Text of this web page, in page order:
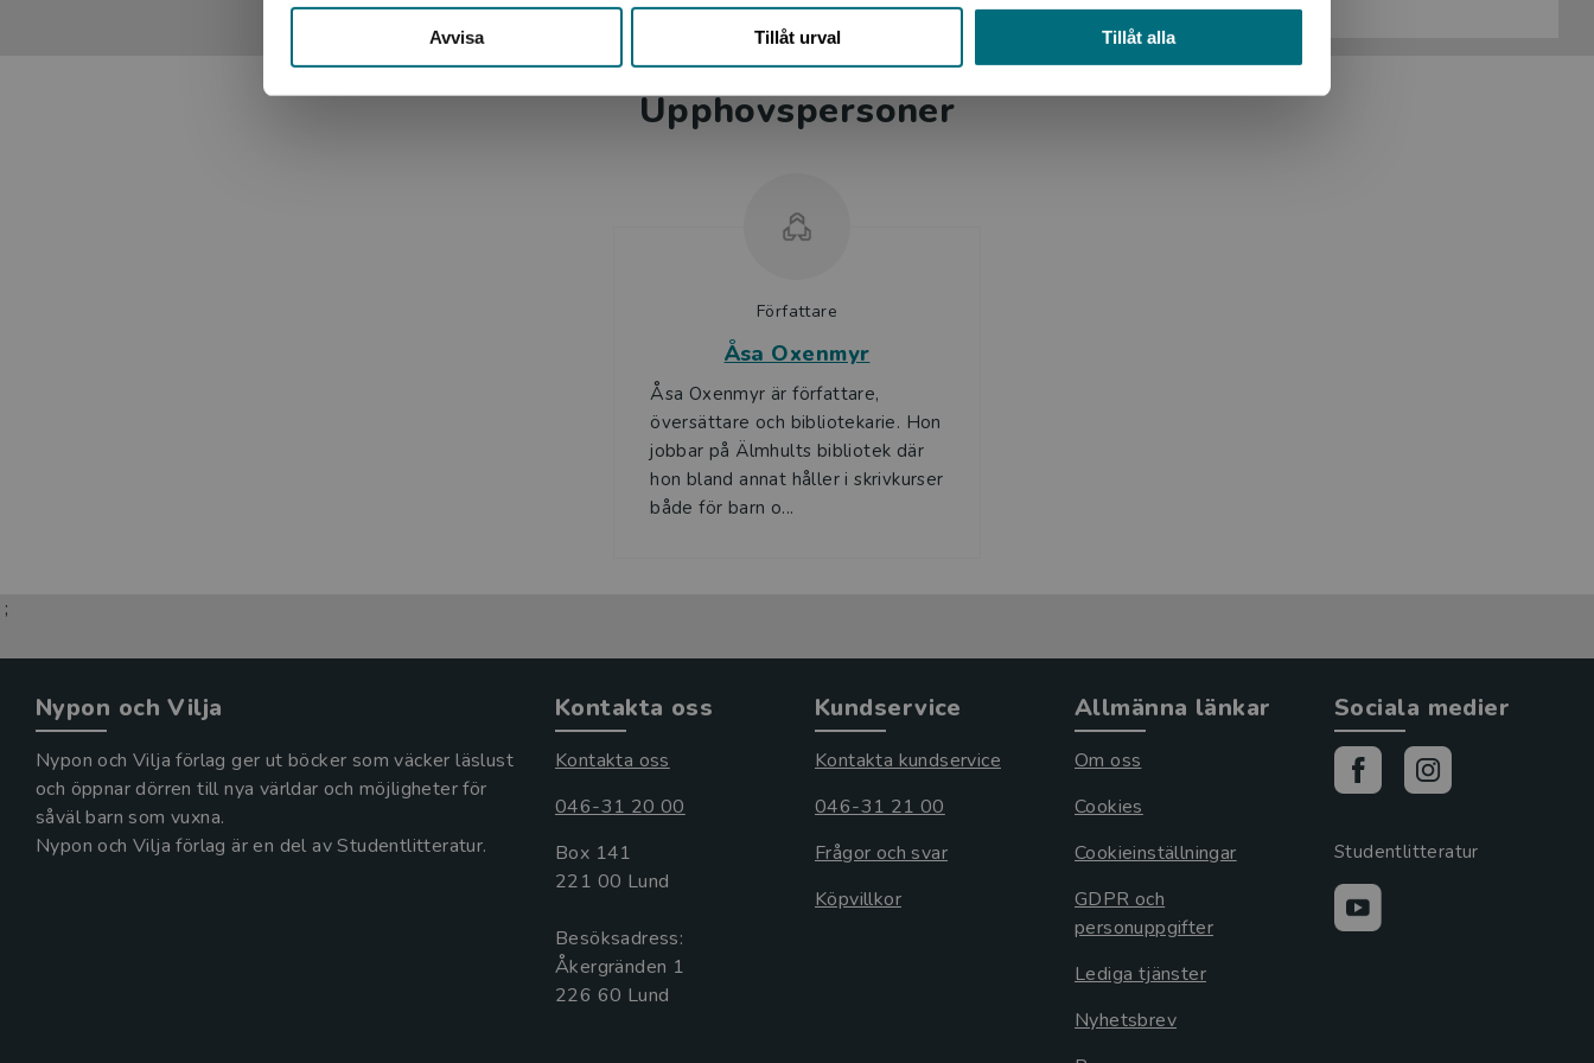
Avvisa Tillåt urval Tillåt alla
handlar om närkamp mellan två motståndare som kämpar mot varandra. … Fotografierna i boken ger en härligt
peppande känsla för sporten med många actionbilder, mitt i matcherna. Flera svenskar som tävlar i judo finns
Upphovspersoner
Författare
Åsa Oxenmyr
Åsa Oxenmyr är författare,
översättare och bibliotekarie. Hon
jobbar på Älmhults bibliotek där
hon bland annat håller i skrivkurser
både för barn o...
;
Nypon och Vilja
Nypon och Vilja förlag ger ut böcker som väcker läslust
och öppnar dörren till nya världar och möjligheter för
såväl barn som vuxna.
Nypon och Vilja förlag är en del av Studentlitteratur.
Kontakta oss
Kontakta oss
046-31 20 00
Box 141
221 00 Lund
Besöksadress:
Åkergränden 1
Kundservice
Kontakta kundservice
046-31 21 00
Frågor och svar
Köpvillkor
Allmänna länkar
Om oss
Cookies
Cookieinställningar
GDPR och
personuppgifter
Lediga tjänster
Nyhetsbrev
Sociala medier
Studentlitteratur